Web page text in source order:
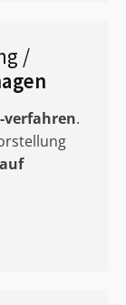
/
verfahren.